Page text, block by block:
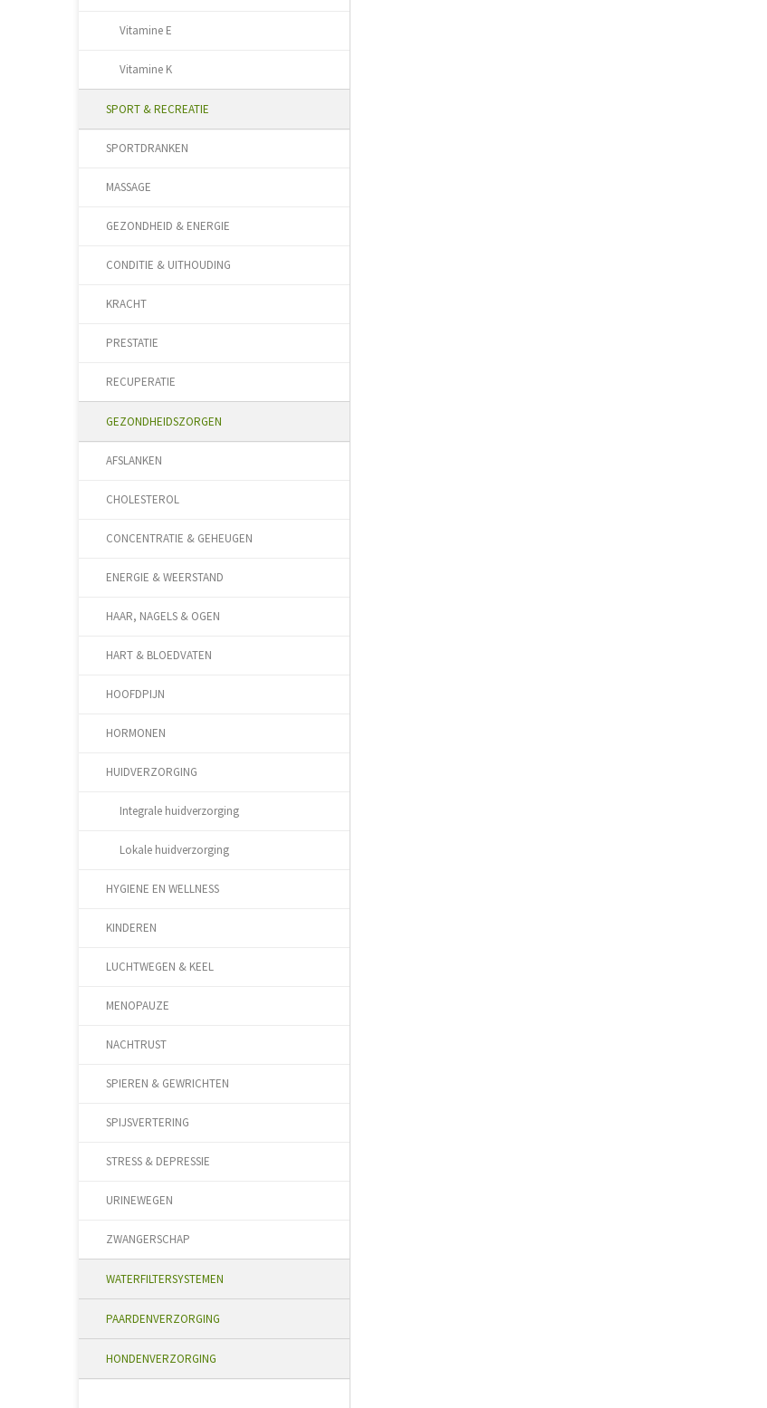
Vitamine E
Vitamine K
SPORT & RECREATIE
SPORTDRANKEN
MASSAGE
GEZONDHEID & ENERGIE
CONDITIE & UITHOUDING
KRACHT
PRESTATIE
RECUPERATIE
GEZONDHEIDSZORGEN
AFSLANKEN
CHOLESTEROL
CONCENTRATIE & GEHEUGEN
ENERGIE & WEERSTAND
HAAR, NAGELS & OGEN
HART & BLOEDVATEN
HOOFDPIJN
HORMONEN
HUIDVERZORGING
Integrale huidverzorging
Lokale huidverzorging
HYGIENE EN WELLNESS
KINDEREN
LUCHTWEGEN & KEEL
MENOPAUZE
NACHTRUST
SPIEREN & GEWRICHTEN
SPIJSVERTERING
STRESS & DEPRESSIE
URINEWEGEN
ZWANGERSCHAP
WATERFILTERSYSTEMEN
PAARDENVERZORGING
HONDENVERZORGING